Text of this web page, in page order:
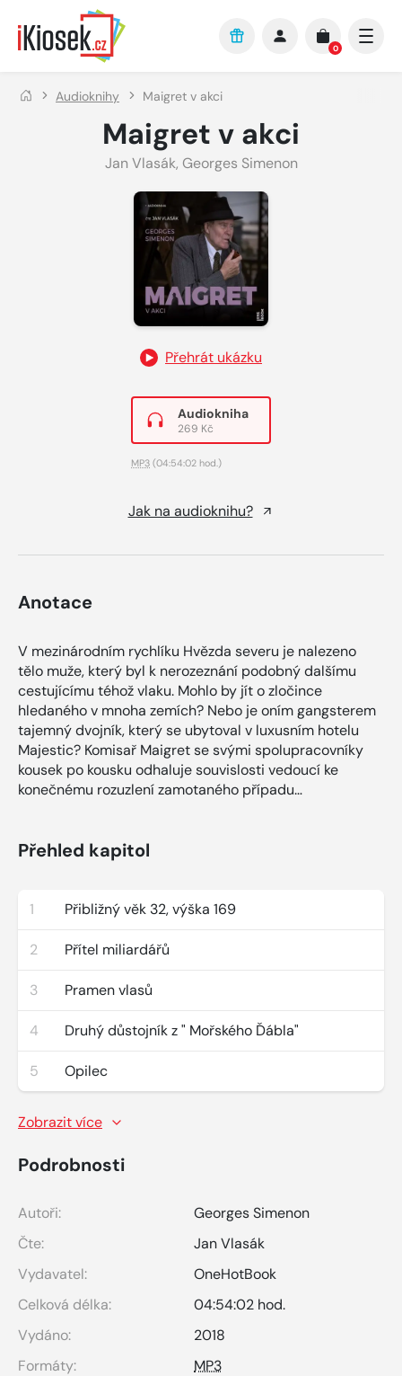
Přejít na hlavní obsah
0
Audioknihy Maigret v akci
Maigret v akci
Jan Vlasák, Georges Simenon
Přehrát ukázku
Audiokniha
269 Kč
MP3 (04:54:02 hod.)
Jak na audioknihu?
Anotace
V mezinárodním rychlíku Hvězda severu je nalezeno
tělo muže, který byl k nerozeznání podobný dalšímu
cestujícímu téhož vlaku. Mohlo by jít o zločince
hledaného v mnoha zemích? Nebo je oním gangsterem
tajemný dvojník, který se ubytoval v luxusním hotelu
Majestic? Komisař Maigret se svými spolupracovníky
kousek po kousku odhaluje souvislosti vedoucí ke
konečnému rozuzlení zamotaného případu…
Přehled kapitol
1 Přibližný věk 32, výška 169
2 Přítel miliardářů
3 Pramen vlasů
4 Druhý důstojník z " Mořského Ďábla"
5 Opilec
Zobrazit více
Podrobnosti
Autoři:
Georges Simenon
Čte:
Jan Vlasák
Vydavatel:
OneHotBook
Celková délka:
04:54:02 hod.
Vydáno:
2018
Formáty:
MP3